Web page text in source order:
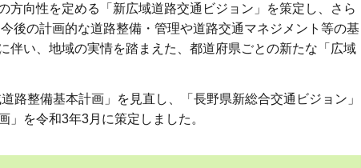
向性を定める「新広域道路交通ビジョン」を策定し、さら
後の計画的な道路整備・管理や道路交通マネジメント等の基
い、地域の実情を踏まえた、都道府県ごとの新たな「広域
整備基本計画」を見直し、「長野県新総合交通ビジョン」
を令和3年3月に策定しました。